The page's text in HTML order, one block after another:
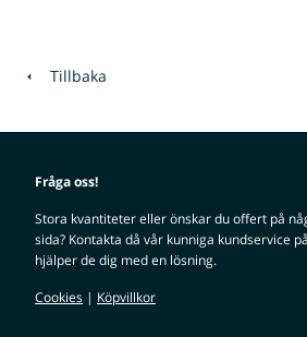
Tillbaka
Fråga oss!
Stora kvantiteter eller önskar du offert på
sida? Kontakta då vår kunniga kundservice på
hjälper de dig med en lösning.
Cookies | Köpvillkor